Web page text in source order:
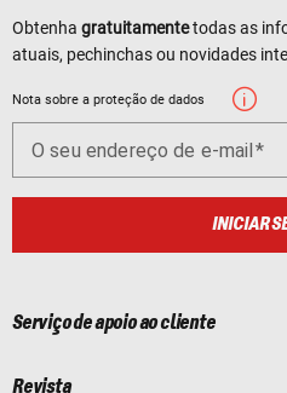
Obtenha gratuitamentetodas as
atuais, pechinchas ou novidades
Nota sobre a proteção de dados
O seu endereço de e-mail
INICIAR
Serviço de apoio ao cliente
Revista